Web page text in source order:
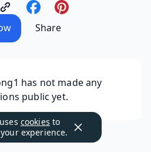
Share
has not made any
public yet.
cookies to
experience.